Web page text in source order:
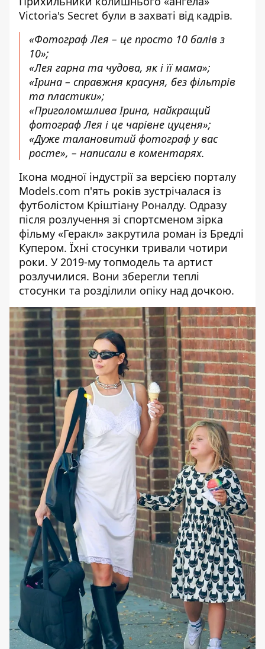
Victoria's Secret були в захваті від кадрів.
«Фотограф Лея – це просто 10 балів з
10»;
«Лея гарна та чудова, як і її мама»;
«Ірина – справжня красуня, без фільтрів
та пластики»;
«Приголомшлива Ірина, найкращий
фотограф Лея і це чарівне цуценя»;
«Дуже талановитий фотограф у вас
росте», – написали в коментарях.
Ікона модної індустрії за версією порталу
Models.com п'ять років зустрічалася із
футболістом Кріштіану Роналду. Одразу
після розлучення зі спортсменом зірка
фільму «Геракл» закрутила роман із Бредлі
Купером. Їхні стосунки тривали чотири
роки. У 2019-му топмодель та артист
розлучилися. Вони зберегли теплі
стосунки та розділили опіку над дочкою.